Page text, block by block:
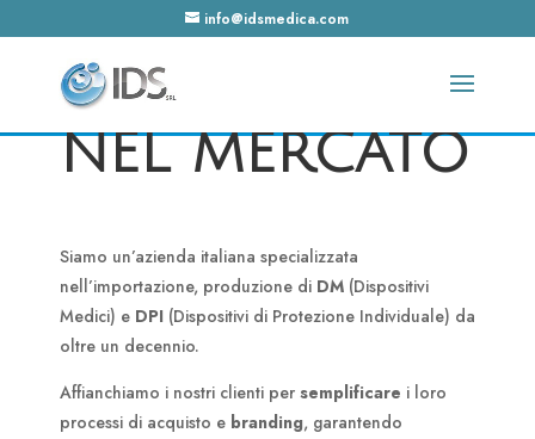
info@idsmedica.com
15 anni di
esperienza
nel mercato
Siamo un’azienda italiana specializzata
nell’importazione, produzione di DM (Dispositivi
Medici) e DPI (Dispositivi di Protezione Individuale) da
oltre un decennio.
Affianchiamo i nostri clienti per semplificare i loro
processi di acquisto e branding, garantendo